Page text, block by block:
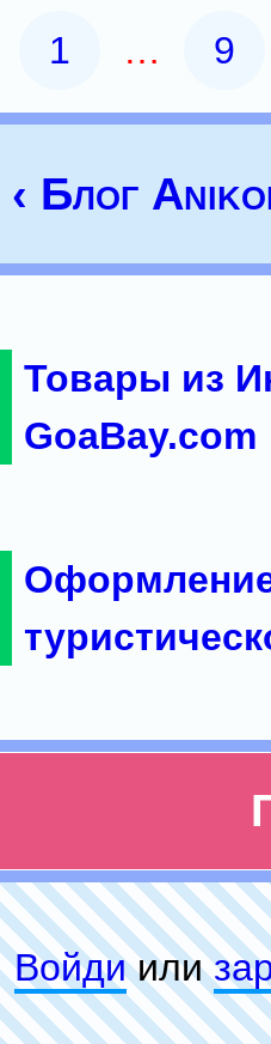
1 … 9
‹ Блог
Товары из
GoaBay.com
Войдиили